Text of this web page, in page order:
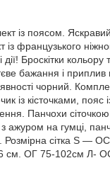
із поясом. Яскравий
із французького
Броскітки кольору
бажання і приплив
чорний.
із кісточками, пояс
Панчохи
ажуром на гумці,
Розмірна сітка S —
см. ОГ 75-102см Л-